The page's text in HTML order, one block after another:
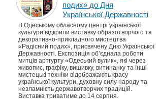
подих» до Дня
Української Державності
В Одеському обласному центрі української
культури відкрили виставку образотворчого та
декоративно-прикладного мистецтва
«Радісний подих», присвячену Дню Української
Державності. Експозиція об’єднала роботи
митців артгурту «Одеський вулик», які через
живопис, графіку, вишивку, витинанку та інші
мистецькі техніки відображають красу
української культури, духовну силу народу та
незламність державотворчих традицій.
Виставка триватиме до 14 серпня.